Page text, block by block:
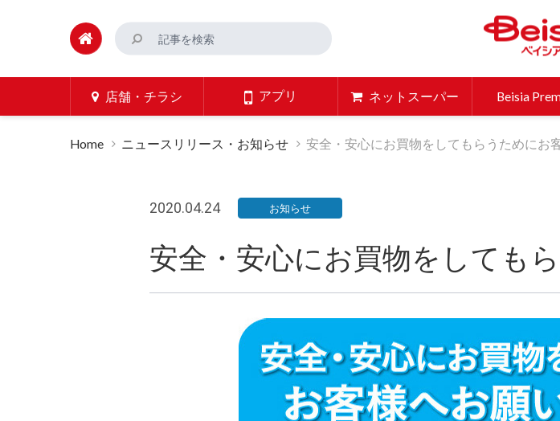
店舗・チラシ アプリ ネットスーパー Beisia
Home ニュースリリース・お知らせ 安全・安心にお買物をしてもらうためにお
2020.04.24 お知らせ
安全・安心にお買物をしても